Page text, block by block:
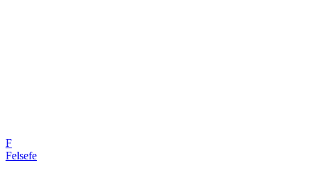
F
Felsefe